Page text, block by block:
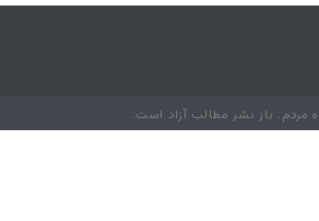
مردم. باز نشر مطالب آزاد است.